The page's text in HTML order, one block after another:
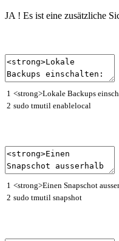
JA ! Es ist eine zusätzliche
1
2
<strong>Lokale Backups
sudo tmutil enablelocal
1
2
<strong>Einen Snapschot
sudo tmutil snapshot